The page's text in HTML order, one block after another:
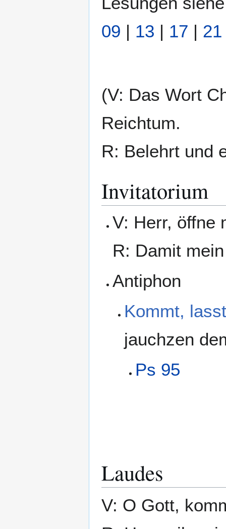
09 | 13 | 17 | 21
(V: Das Wort
Reichtum.
R: Belehrt und
Invitatorium
V: Herr, öffne
R: Damit
Antiphon
Kommt,
jauchzen
Ps 95
Laudes
V: O Gott,